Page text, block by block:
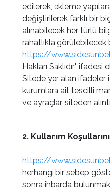
edilerek, ekleme
değiştirilerek farklı bir
alınabilecek her türlü
rahatlıkla
https://
Hakları Saklıdır"
Sitede yer alan ifadeler
kurumlara ait tescilli
ve ayraçlar, siteden
2. Kullanım
https://
herhangi bir sebep
sonra ihbarda